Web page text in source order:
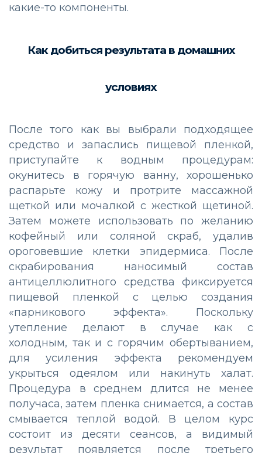
какие-то компоненты.
Как добиться результата в домашних
условиях
После того как вы выбрали подходящее
средство и запаслись пищевой пленкой,
приступайте к водным процедурам:
окунитесь в горячую ванну, хорошенько
распарьте кожу и протрите массажной
щеткой или мочалкой с жесткой щетиной.
Затем можете использовать по желанию
кофейный или соляной скраб, удалив
ороговевшие клетки эпидермиса. После
скрабирования наносимый состав
антицеллюлитного средства фиксируется
пищевой пленкой с целью создания
«парникового эффекта». Поскольку
утепление делают в случае как с
холодным, так и с горячим обертыванием,
для усиления эффекта рекомендуем
укрыться одеялом или накинуть халат.
Процедура в среднем длится не менее
получаса, затем пленка снимается, а состав
смывается теплой водой. В целом курс
состоит из десяти сеансов, а видимый
результат появляется после третьего